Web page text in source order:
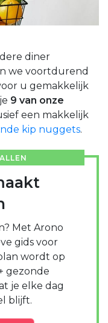
diner
we voortdurend
u gemakkelijk
9 van onze
een makkelijk
kip nuggets.
Met Arono
gids voor
wordt op
gezonde
je elke dag
blijft.